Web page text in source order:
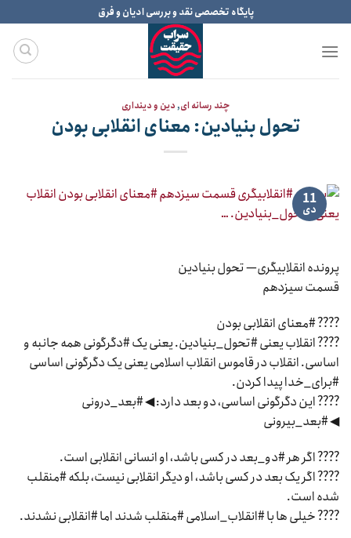
to
content
پایگاه تخصصی نقد و بررسی ادیان و فرق
چند رسانه ای,دین و دینداری
تحول بنیادین: معنای انقلابی بودن
11
دی
پرونده انقلابیگری— تحول بنیادین
قسمت سیزدهم
???? #معنای انقلابی بودن
???? انقلاب یعنی #تحول_بنیادین. یعنی یک #دگرگونی همه جانبه و
اساسی. انقلاب در قاموس انقلاب اسلامی یعنی یک دگرگونی اساسی
#برای_خدا پیدا کردن.
???? این دگرگونی اساسی، دو بعد دارد: ◀ #بعد_درونی
◀ #بعد_بیرونی
???? اگر هر #دو_بعد در کسی باشد، او انسانی انقلابی است.
???? اگر یک بعد در کسی باشد، او دیگر انقلابی نیست، بلکه #منقلب
شده است.
???? خیلی ها با #انقلاب_اسلامی #منقلب شدند اما #انقلابی نشدند.